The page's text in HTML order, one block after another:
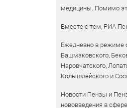
медицины. Помимо
Вместе с тем, РИА
Ежедневно в режиме
Башмаковского,
Наровчатского,
Колышлейского и
Новости Пензы и
нововведения в